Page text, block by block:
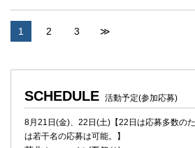
1 2 3 ≫
SCHEDULE 活動予定(参加応募)
8月21日(金)、22日(土)【22日は応募多数の
は若干名の応募は可能。】